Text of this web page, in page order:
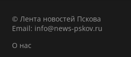
© Лента новостей Пскова
Email: info@news-pskov.ru
О нас